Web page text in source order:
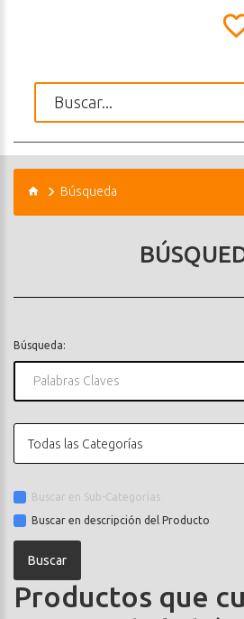
Búsqueda
Búsqueda:
Todas las Categorías
Buscar en Sub-Categorías
Buscar en descripción del Producto
Productos que